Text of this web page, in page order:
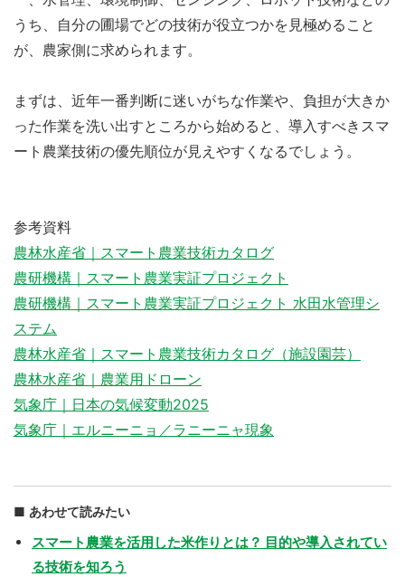
うち、自分の圃場でどの技術が役立つかを見極めること
が、農家側に求められます。
まずは、近年一番判断に迷いがちな作業や、負担が大きか
った作業を洗い出すところから始めると、導入すべきスマ
ート農業技術の優先順位が見えやすくなるでしょう。
参考資料
農林水産省｜スマート農業技術カタログ
農研機構｜スマート農業実証プロジェクト
農研機構｜スマート農業実証プロジェクト 水田水管理シ
ステム
農林水産省｜スマート農業技術カタログ（施設園芸）
農林水産省｜農業用ドローン
気象庁｜日本の気候変動2025
気象庁｜エルニーニョ／ラニーニャ現象
あわせて読みたい
スマート農業を活用した米作りとは？ 目的や導入されてい
る技術を知ろう